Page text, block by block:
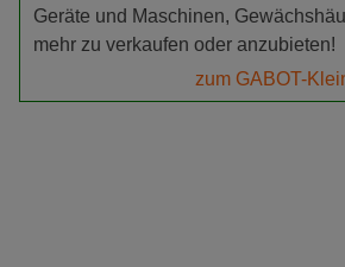
Geräte und Maschinen,
mehr zu verkaufen oder anzubieten!
zum GABOT-